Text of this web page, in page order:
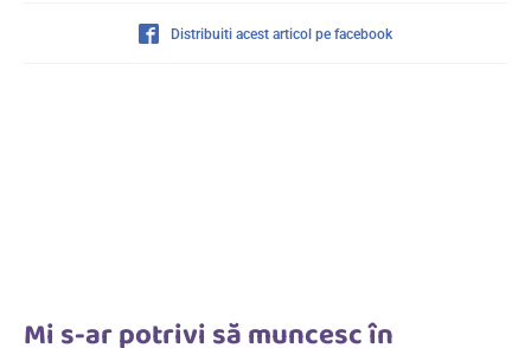
Distribuiti acest articol pe facebook
Mi s-ar potrivi să muncesc în